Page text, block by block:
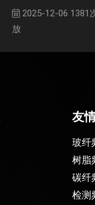
2025-12-06 1381
放
友
玻纤
树脂
碳纤
检测